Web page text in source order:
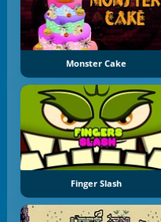
Monster Cake
Finger Slash